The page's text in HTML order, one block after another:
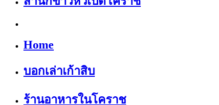
Home
บอกเล่าเก้าสิบ
ร้านอาหารในโคราช